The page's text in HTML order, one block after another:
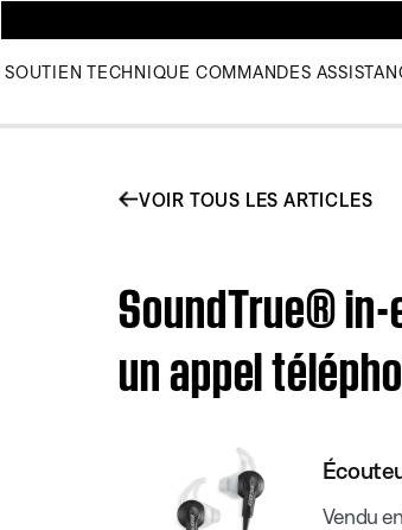
SOUTIEN TECHNIQUE COMMANDES
VOIR TOUS LES ARTICLES
SoundTrue®
un appel
Vendu